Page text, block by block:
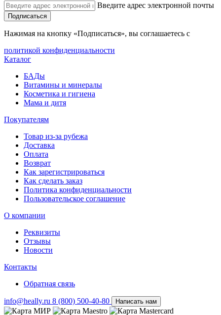
Введите адрес электронной почты
Подписаться
Нажимая на кнопку «Подписаться», вы соглашаетесь с
политикой конфиденциальности
Каталог
БАДы
Витамины и минералы
Косметика и гигиена
Мама и дитя
Покупателям
Товар из-за рубежа
Доставка
Оплата
Возврат
Как зарегистрироваться
Как сделать заказ
Политика конфиденциальности
Пользовательское соглашение
О компании
Реквизиты
Отзывы
Новости
Контакты
Обратная связь
info@heally.ru 8 (800) 500-40-80 Написать нам